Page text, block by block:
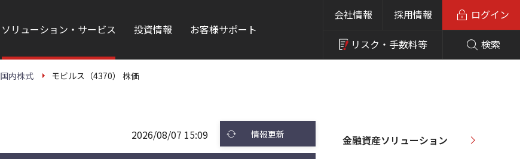
ソリューション・サービス 投資情報 お客様サポート
会社情報 採用情報
リスク・ 手数料等 検索
ログイン
国内株式 モビルス（4370） 株価
2026/08/07 15:09 情報更新 金融資産ソリューション